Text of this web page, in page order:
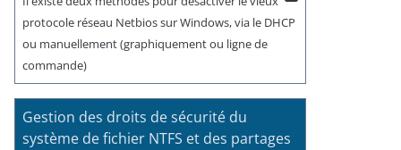
protocole réseau Netbios sur Windows, via le DHCP
ou manuellement (graphiquement ou ligne de
commande)
Gestion des droits de sécurité du
système de fichier NTFS et des partages